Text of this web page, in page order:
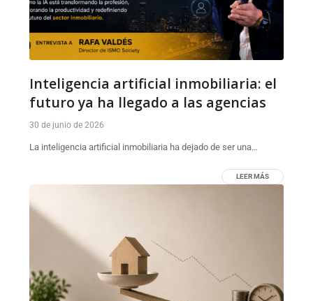
Inteligencia artificial inmobiliaria: el
futuro ya ha llegado a las agencias
30 de junio de 2026
La inteligencia artificial inmobiliaria ha dejado de ser una…
LEER MÁS